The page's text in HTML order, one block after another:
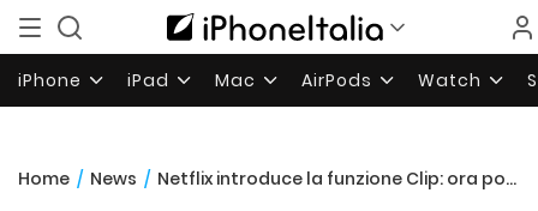
iPhone iPad Mac AirPods Watch
Home / News / Netflix introduce la funzione Clip: ora possiamo condividere le scene preferite delle serie TV